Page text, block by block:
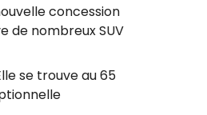
concession
de nombreux SUV
se trouve au 65